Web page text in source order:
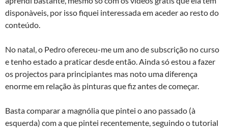
disponàveis, por isso fiquei interessada em aceder ao resto do
conteúdo.
No natal, o Pedro ofereceu-me um ano de subscrição no curso
e tenho estado a praticar desde então. Ainda só estou a fazer
os projectos para principiantes mas noto uma diferença
enorme em relação às pinturas que fiz antes de começar.
Basta comparar a magnólia que pintei o ano passado (à
esquerda) com a que pintei recentemente, seguindo o tutorial